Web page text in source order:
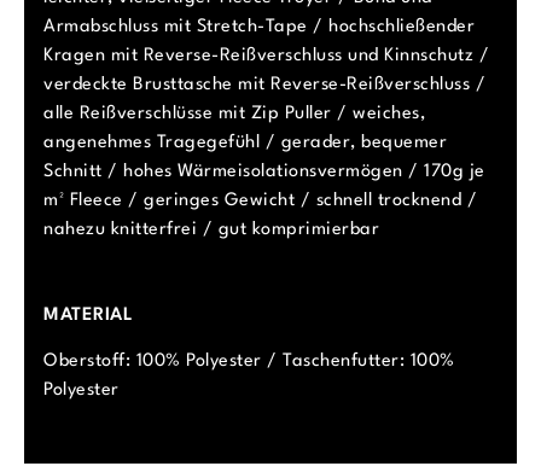
Armabschluss mit Stretch-Tape / hochschließender
Kragen mit Reverse-Reißverschluss und Kinnschutz /
verdeckte Brusttasche mit Reverse-Reißverschluss /
alle Reißverschlüsse mit Zip Puller / weiches,
angenehmes Tragegefühl / gerader, bequemer
Schnitt / hohes Wärmeisolationsvermögen / 170g je
m² Fleece / geringes Gewicht / schnell trocknend /
nahezu knitterfrei / gut komprimierbar
MATERIAL
Oberstoff: 100% Polyester / Taschenfutter: 100%
Polyester